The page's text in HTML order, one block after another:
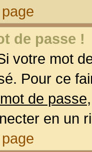
de passe !
votre mot
Pour ce
de passe
en un